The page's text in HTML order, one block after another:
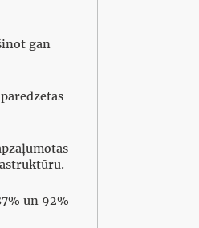
gan
un 92%